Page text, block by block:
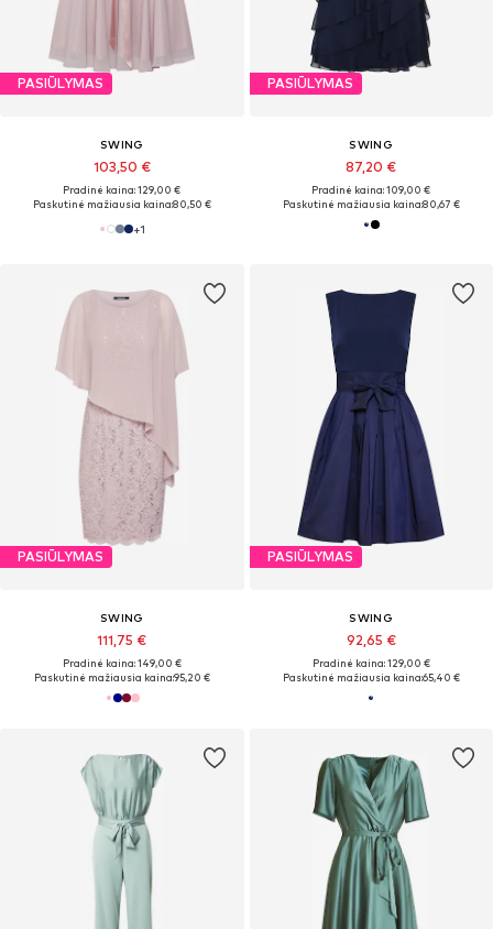
PASIŪLYMAS
SWING
103,50 €
Pradinė kaina: 129,00 €
Paskutinė mažiausia kaina:80,50 €
+1
PASIŪLYMAS
SWING
87,20 €
Pradinė kaina: 109,00 €
Paskutinė mažiausia kaina:80,67 €
PASIŪLYMAS
SWING
111,75 €
Pradinė kaina: 149,00 €
Paskutinė mažiausia kaina:95,20 €
PASIŪLYMAS
SWING
92,65 €
Pradinė kaina: 129,00 €
Paskutinė mažiausia kaina:65,40 €